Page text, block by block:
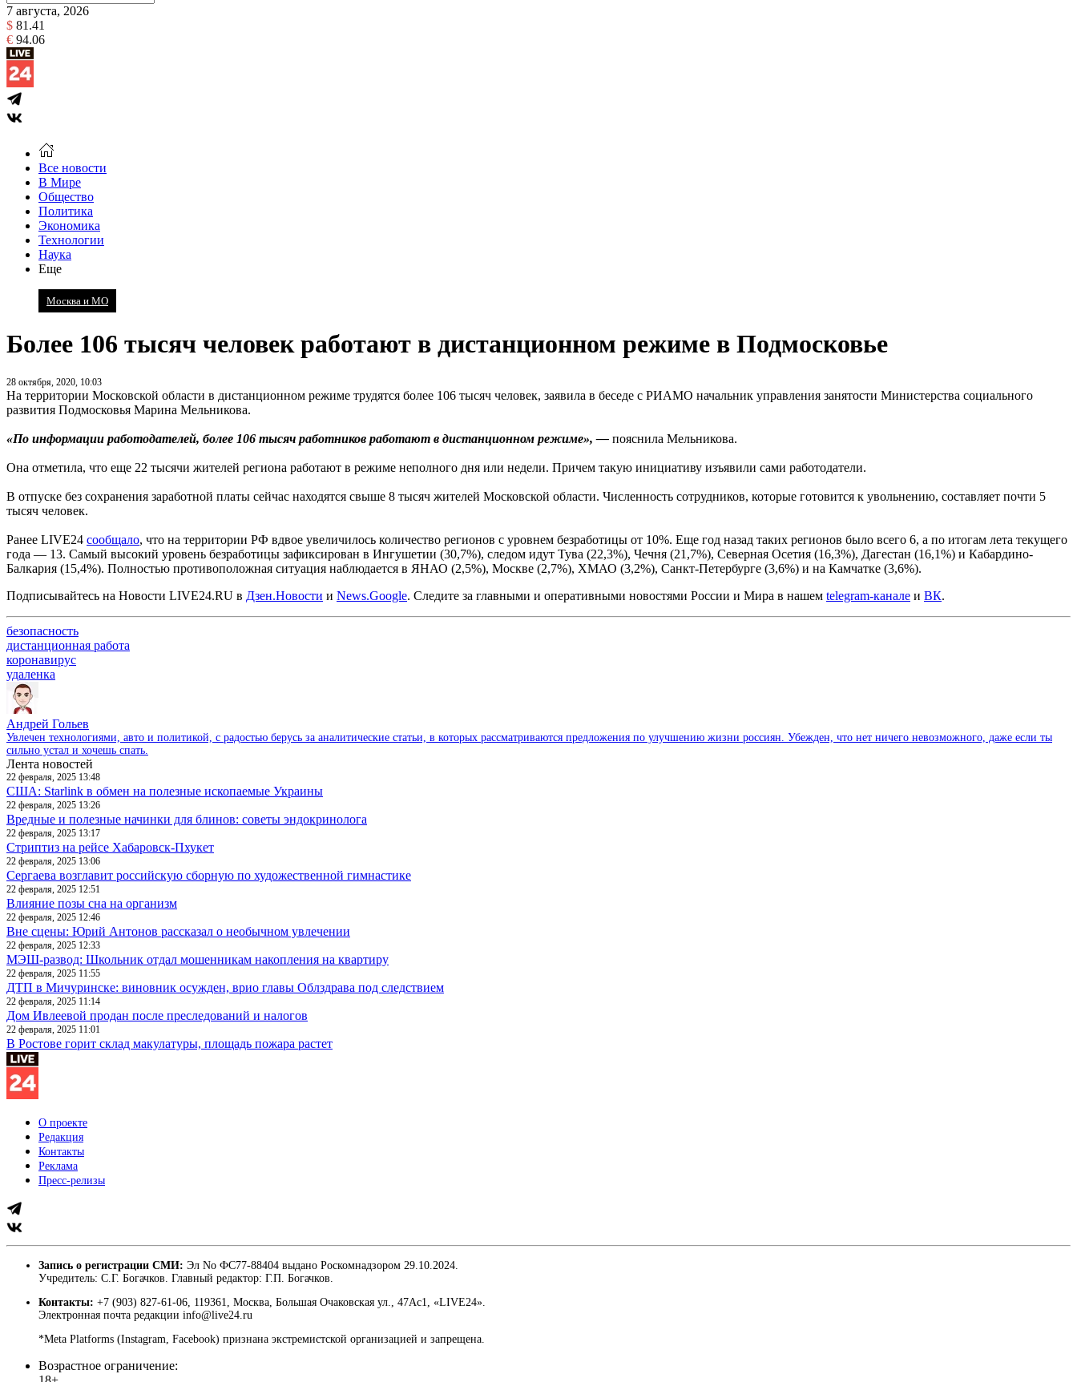
7 августа, 2026
$ 81.41
€ 94.06
Все новости
В Мире
Общество
Политика
Экономика
Технологии
Наука
Еще
Москва и МО
Более 106 тысяч человек работают в дистанционном режиме в Подмосковье
28 октября, 2020, 10:03
На территории Московской области в дистанционном режиме трудятся более 106 тысяч человек, заявила в беседе с РИАМО начальник управления занятости Министерства социального
развития Подмосковья Марина Мельникова.
«По информации работодателей, более 106 тысяч работников работают в дистанционном режиме», — пояснила Мельникова.
Она отметила, что еще 22 тысячи жителей региона работают в режиме неполного дня или недели. Причем такую инициативу изъявили сами работодатели.
В отпуске без сохранения заработной платы сейчас находятся свыше 8 тысяч жителей Московской области. Численность сотрудников, которые готовится к увольнению, составляет почти 5
тысяч человек.
Ранее LIVE24 сообщало, что на территории РФ вдвое увеличилось количество регионов с уровнем безработицы от 10%. Еще год назад таких регионов было всего 6, а по итогам лета текущего
года — 13. Самый высокий уровень безработицы зафиксирован в Ингушетии (30,7%), следом идут Тува (22,3%), Чечня (21,7%), Северная Осетия (16,3%), Дагестан (16,1%) и Кабардино-
Балкария (15,4%). Полностью противоположная ситуация наблюдается в ЯНАО (2,5%), Москве (2,7%), ХМАО (3,2%), Санкт-Петербурге (3,6%) и на Камчатке (3,6%).
Подписывайтесь на Новости LIVE24.RU в Дзен.Новости и News.Google. Следите за главными и оперативными новостями России и Мира в нашем telegram-канале и ВК.
безопасность
дистанционная работа
коронавирус
удаленка
Андрей Гольев
Увлечен технологиями, авто и политикой, с радостью берусь за аналитические статьи, в которых рассматриваются предложения по улучшению жизни россиян. Убежден, что нет ничего невозможного, даже если ты
сильно устал и хочешь спать.
Лента новостей
22 февраля, 2025 13:48
США: Starlink в обмен на полезные ископаемые Украины
22 февраля, 2025 13:26
Вредные и полезные начинки для блинов: советы эндокринолога
22 февраля, 2025 13:17
Стриптиз на рейсе Хабаровск-Пхукет
22 февраля, 2025 13:06
Сергаева возглавит российскую сборную по художественной гимнастике
22 февраля, 2025 12:51
Влияние позы сна на организм
22 февраля, 2025 12:46
Вне сцены: Юрий Антонов рассказал о необычном увлечении
22 февраля, 2025 12:33
МЭШ-развод: Школьник отдал мошенникам накопления на квартиру
22 февраля, 2025 11:55
ДТП в Мичуринске: виновник осужден, врио главы Облздрава под следствием
22 февраля, 2025 11:14
Дом Ивлеевой продан после преследований и налогов
22 февраля, 2025 11:01
В Ростове горит склад макулатуры, площадь пожара растет
О проекте
Редакция
Контакты
Реклама
Пресс-релизы
Запись о регистрации СМИ: Эл No ФС77-88404 выдано Роскомнадзором 29.10.2024.
Учредитель: С.Г. Богачков. Главный редактор: Г.П. Богачков.
Контакты: +7 (903) 827-61-06, 119361, Москва, Большая Очаковская ул., 47Ас1, «LIVE24».
Электронная почта редакции info@live24.ru
*Meta Platforms (Instagram, Facebook) признана экстремистской организацией и запрещена.
Возрастное ограничение: